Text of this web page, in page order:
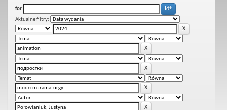
for
Aktualne filtry: